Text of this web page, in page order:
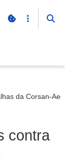
da Corsan-
contra